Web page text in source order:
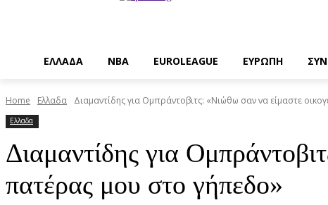
EΛΛΑΔΑ NBA ΕUROLEAGUE ΕΥΡΩΠΗ
Home Ελλαδα Διαμαντίδης για Ομπράντοβιτς: «Νιώθω σαν να είμαστε
Ελλαδα
Διαμαντίδης για
πατέρας μου στο γήπεδο»